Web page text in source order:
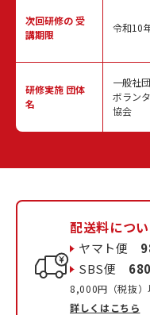
次回研修の受
講期限
研修実施 団体
名
令和10
一般社
ボラン
協会
配送料につ
ヤマト便
SBS便
8,000円（税抜
詳しくはこちら